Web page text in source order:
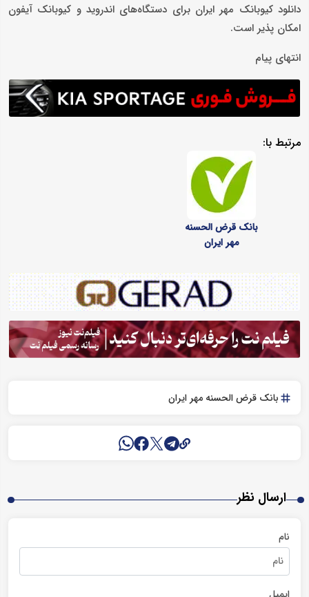
دانلود کیوبانک مهر ایران برای دستگاه‌های اندروید و کیوبانک آیفون
امکان پذیر است.
انتهای پیام
مرتبط با:
بانک قرض الحسنه
مهر ایران
بانک قرض الحسنه مهر ایران
ارسال نظر
نام